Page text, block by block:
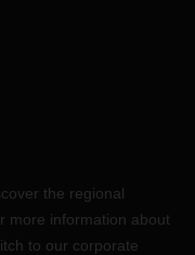
the regional
more information about
to our corporate